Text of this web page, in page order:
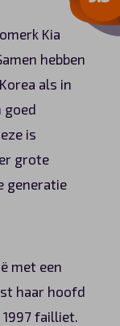
Kia
hebben
als in
goed
is
grote
generatie
met een
haar hoofd
failliet.